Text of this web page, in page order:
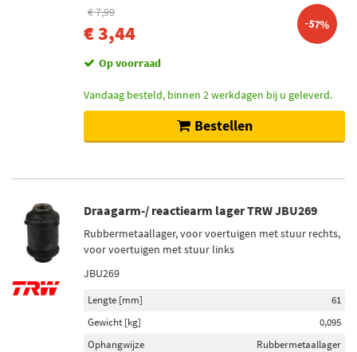
Aan beide zijden (3)
Vooras (3)
Niet op voorraad (7)
€ 7,99
€ 3,44 -57%
Op voorraad
Vandaag besteld, binnen 2 werkdagen bij u geleverd.
Bestellen
Draagarm-/ reactiearm lager TRW JBU269
Rubbermetaallager, voor voertuigen met stuur rechts,
voor voertuigen met stuur links
JBU269
Lengte [mm]
61
Gewicht [kg]
0,095
Ophangwijze
Rubbermetaallager